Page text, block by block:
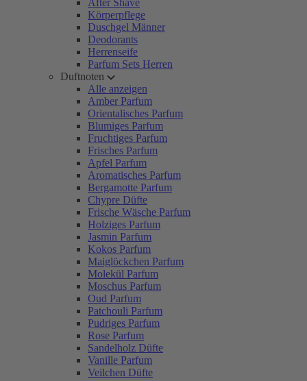
After Shave
Körperpflege
Duschgel Männer
Deodorants
Herrenseife
Parfum Sets Herren
Duftnoten
Alle anzeigen
Amber Parfum
Orientalisches Parfum
Blumiges Parfum
Fruchtiges Parfum
Frisches Parfum
Apfel Parfum
Aromatisches Parfum
Bergamotte Parfum
Chypre Düfte
Frische Wäsche Parfum
Holziges Parfum
Jasmin Parfum
Kokos Parfum
Maiglöckchen Parfum
Molekül Parfum
Moschus Parfum
Oud Parfum
Patchouli Parfum
Pudriges Parfum
Rose Parfum
Sandelholz Düfte
Vanille Parfum
Veilchen Düfte